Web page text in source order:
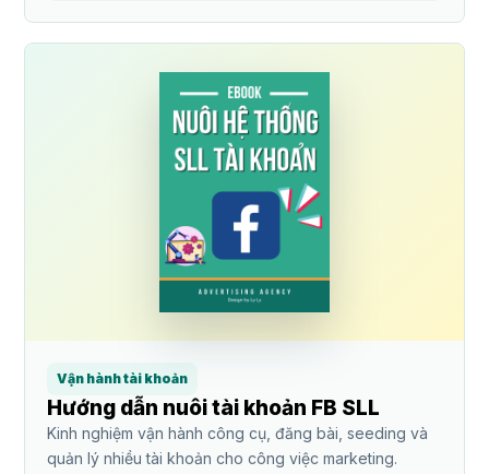
Vận hành tài khoản
Hướng dẫn nuôi tài khoản FB SLL
Kinh nghiệm vận hành công cụ, đăng bài, seeding và
quản lý nhiều tài khoản cho công việc marketing.